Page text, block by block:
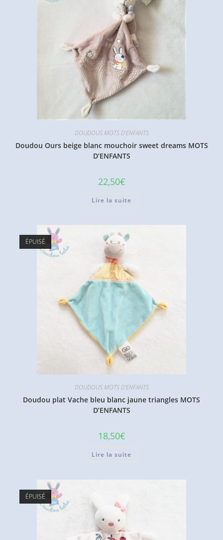
DOUDOUS MOTS D'ENFANTS
Doudou Ours beige blanc mouchoir sweet dreams MOTS
D’ENFANTS
22,50€
Lire la suite
ÉPUISÉ
DOUDOUS MOTS D'ENFANTS
Doudou plat Vache bleu blanc jaune triangles MOTS
D’ENFANTS
18,50€
Lire la suite
ÉPUISÉ